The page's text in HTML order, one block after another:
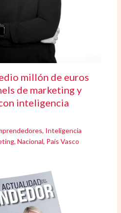
millón de euros
de marketing y
inteligencia
, Inteligencia
,Nacional, País Vasco